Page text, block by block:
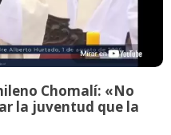
Chomalí: «No
la juventud que la